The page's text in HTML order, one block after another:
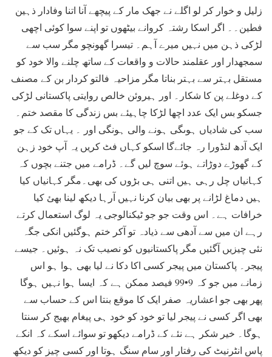
زلیل و خوار کر لو اگلے نے جھک مار کے پیچھے آنا اتنا وفادار ذہین
فطین۔۔ اگر اسکا رشتہ کروانے بیٹھوں تو اپنے سوا کوئی اچھی
لڑکی ذہن میں نہیں میرے آہم۔ تیسرا گھونچو مگر سب سے
سمجھدار اور عقلمند حالات و واقعات کے ساتھ چلنے والا خود کو
مستقل بہتر سے بہتر بناتا مگر مزاحیہ فالتو کردار بن کے مصنف
کے دوغلے پن کا شکار۔ اور ہیروئن خالص روایتی پاکستانی لڑکی
جسکو بس ایک عدد اچھا لڑکا چاہیئے بس زندگی کا مقصد ختم۔
سب کی شادیاں ہوںگی ہونے والی ہونگی اور ۔ یہاں تک کے جو
ایک آدھ لنڈورا رہ جائےگا اسکو کہاں فٹ کریں یہ آپ خود زہن
کے گھوڑے دوڑاتے ہوئے سوچ لیں گے۔ ڈرامے میں جتنے بچوں کہ
کہانیاں چل رہی ہیں اتنی ہی بڑوں کی بھی۔مگر کہانیاں کیا
ہیں دماغ لڑانے پر بھی بیان کرنا نہیں آرہا دیکھ لینا بھئ کیا
خرافات ہے۔ اس وقت جو جو ٹیکنالوجی یہ لوگ استعمال کرتے
رہے ان میں سے آدھی سے ذیادہ تو آکر ختم ہوگئیں انکی جگہ
نئی چیزیں آگئیں مگر پاکستانیوں کو نصیب تک نہ ہوئیں۔ جیسے
پیجر۔ پاکستان میں پیجر کسی اکا دکا نے لیا بھی ہوا ہو اس
زمانے میں جو کہ 9•99 فیصد ممکن ہے کہ ایسا ہوا نہیں ہوگا
پھر بھی جو اعشاریہ صفر ایک کا موقع بنتا اس کے حساب سے
بھی اگر کسی نے پیجر لیا تو خود کو خود ہی پیغام بھیج کر سنتا
ہوگا۔ خیر شکر ہے نئے کے ڈرامے دیکھو تو سوائے اسکے کہ انکے
پاس انٹرنیٹ کی رفتار اور سام سنگ ہوتا اور کسی چیز کو دیکھ